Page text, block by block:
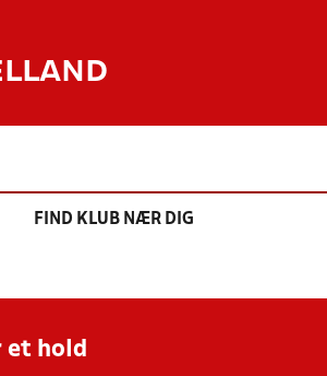
FIND KLUB NÆR DIG
et hold